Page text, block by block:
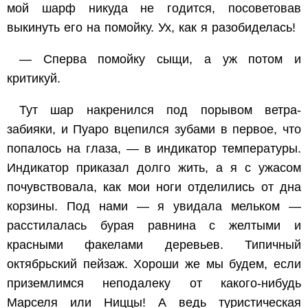
мой шарф никуда не годится, посоветовав
выкинуть его на помойку. Ух, как я разобиделась!
— Сперва помойку сыщи, а уж потом и
критикуй.
Тут шар накренился под порывом ветра-
забияки, и Пуаро вцепился зубами в первое, что
попалось на глаза, — в индикатор температуры.
Индикатор приказал долго жить, а я с ужасом
почувствовала, как мои ноги отделились от дна
корзины. Под нами — я увидала мельком —
расстилалась бурая равнина с желтыми и
красными факелами деревьев. Типичный
октябрьский пейзаж. Хороши же мы будем, если
приземлимся неподалеку от какого-нибудь
Марселя или Ниццы! А ведь туристическая